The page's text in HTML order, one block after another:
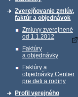
Zverejňovanie zmlúv,
faktúr a objednávok
Zmluvy zverejnené
od 1.1.2012
Faktúry
a objednávky
Faktúry a
objednávky Centier
pre deti a rodiny
Profil verejného